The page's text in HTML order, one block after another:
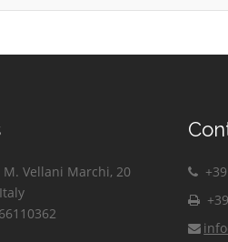
M. Vellani Marchi, 20